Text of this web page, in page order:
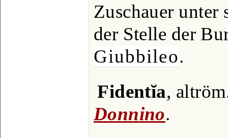
Zuschauer unter
der Stelle der
Giubbileo.
Fidentĭa,
Donnino.